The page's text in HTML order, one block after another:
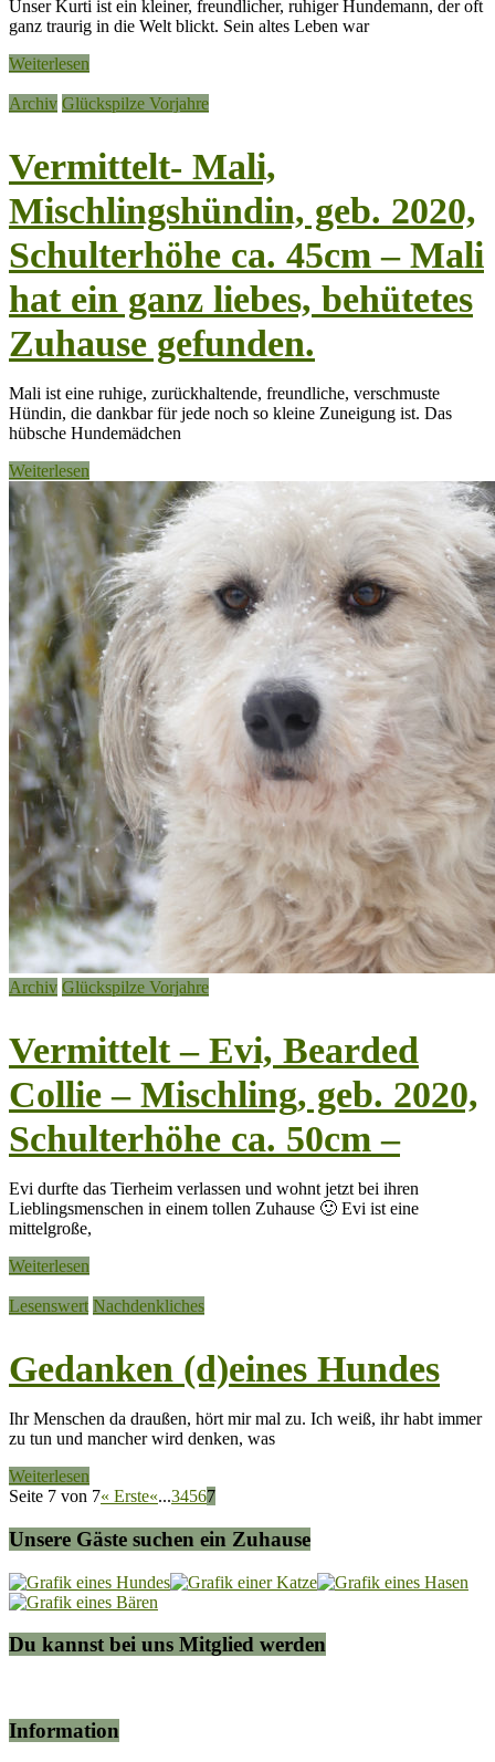
Unser Kurti ist ein kleiner, freundlicher, ruhiger Hundemann, der oft
ganz traurig in die Welt blickt. Sein altes Leben war
Weiterlesen
Archiv Glückspilze Vorjahre
Vermittelt- Mali,
Mischlingshündin, geb. 2020,
Schulterhöhe ca. 45cm – Mali
hat ein ganz liebes, behütetes
Zuhause gefunden.
Mali ist eine ruhige, zurückhaltende, freundliche, verschmuste
Hündin, die dankbar für jede noch so kleine Zuneigung ist. Das
hübsche Hundemädchen
Weiterlesen
Archiv Glückspilze Vorjahre
Vermittelt – Evi, Bearded
Collie – Mischling, geb. 2020,
Schulterhöhe ca. 50cm –
Evi durfte das Tierheim verlassen und wohnt jetzt bei ihren
Lieblingsmenschen in einem tollen Zuhause 🙂 Evi ist eine
mittelgroße,
Weiterlesen
Lesenswert Nachdenkliches
Gedanken (d)eines Hundes
Ihr Menschen da draußen, hört mir mal zu. Ich weiß, ihr habt immer
zu tun und mancher wird denken, was
Weiterlesen
Seite 7 von 7« Erste«...34567
Unsere Gäste suchen ein Zuhause
Du kannst bei uns Mitglied werden
Information